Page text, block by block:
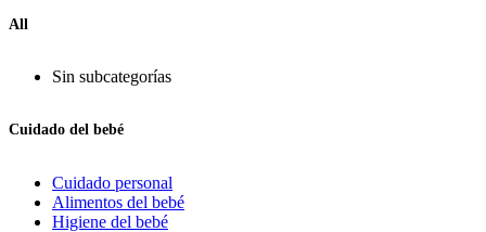
All
Sin subcategorías
Cuidado del bebé
Cuidado personal
Alimentos del bebé
Higiene del bebé